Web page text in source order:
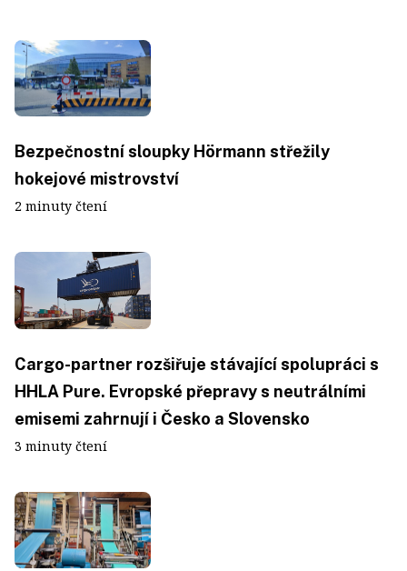
Bezpečnostní sloupky Hörmann střežily
hokejové mistrovství
2 minuty čtení
Cargo-partner rozšiřuje stávající spolupráci s
HHLA Pure. Evropské přepravy s neutrálními
emisemi zahrnují i Česko a Slovensko
3 minuty čtení